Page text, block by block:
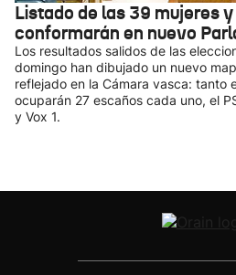
Listado de las 39 mujeres
conformarán en nuevo
Los resultados salidos de las
domingo han dibujado un nuevo
reflejado en la Cámara vasca: tanto
ocuparán 27 escaños cada uno, el
y Vox 1.